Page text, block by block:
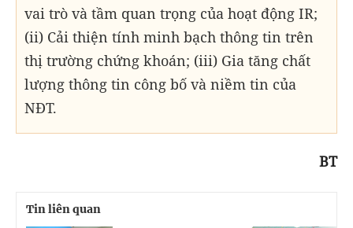
vai trò và tầm quan trọng của hoạt động IR;
(ii) Cải thiện tính minh bạch thông tin trên
thị trường chứng khoán; (iii) Gia tăng chất
lượng thông tin công bố và niềm tin của
NĐT.
BT
Tin liên quan